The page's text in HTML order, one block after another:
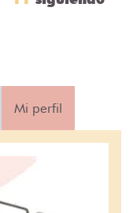
Mi perfil